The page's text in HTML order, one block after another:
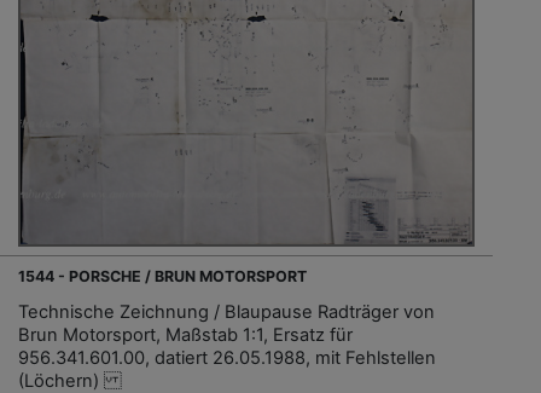
1544 - PORSCHE / BRUN MOTORSPORT
Technische Zeichnung / Blaupause Radträger von
Brun Motorsport, Maßstab 1:1, Ersatz für
956.341.601.00, datiert 26.05.1988, mit Fehlstellen
(Löchern)